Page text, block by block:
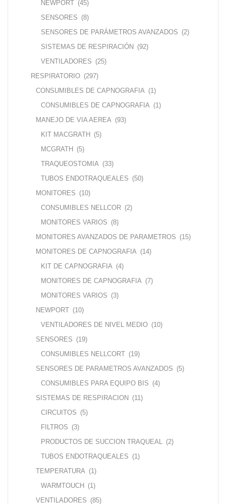
NEWPORT (45)
SENSORES (8)
SENSORES DE PARÁMETROS AVANZADOS (2)
SISTEMAS DE RESPIRACIÓN (92)
VENTILADORES (25)
RESPIRATORIO (297)
CONSUMIBLES DE CAPNOGRAFIA (1)
CONSUMIBLES DE CAPNOGRAFIA (1)
MANEJO DE VIA AEREA (93)
KIT MACGRATH (5)
MCGRATH (5)
TRAQUEOSTOMIA (33)
TUBOS ENDOTRAQUEALES (50)
MONITORES (10)
CONSUMIBLES NELLCOR (2)
MONITORES VARIOS (8)
MONITORES AVANZADOS DE PARAMETROS (15)
MONITORES DE CAPNOGRAFIA (14)
KIT DE CAPNOGRAFIA (4)
MONITORES DE CAPNOGRAFIA (7)
MONITORES VARIOS (3)
NEWPORT (10)
VENTILADORES DE NIVEL MEDIO (10)
SENSORES (19)
CONSUMIBLES NELLCORT (19)
SENSORES DE PARAMETROS AVANZADOS (5)
CONSUMIBLES PARA EQUIPO BIS (4)
SISTEMAS DE RESPIRACION (11)
CIRCUITOS (5)
FILTROS (3)
PRODUCTOS DE SUCCION TRAQUEAL
(2)
TUBOS ENDOTRAQUEALES (1)
TEMPERATURA (1)
WARMTOUCH (1)
VENTILADORES (85)